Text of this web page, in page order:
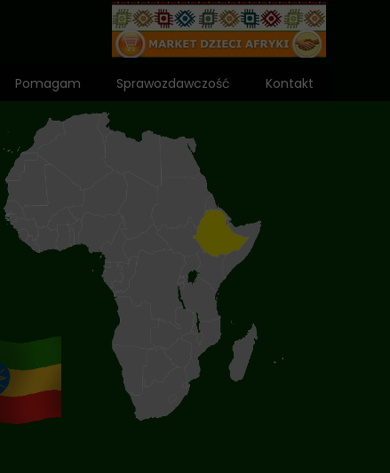
Pomagam Sprawozdawczość Kontakt